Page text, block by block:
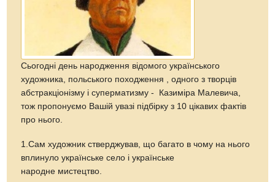
Сьогодні день народження відомого українського
художника, польського походження , одного з творців
абстракціонізму і суперматизму - Казиміра Малевича,
тож пропонуємо Вашій увазі підбірку з 10 цікавих фактів
про нього.
1.Сам художник стверджував, що багато в чому на нього
вплинуло українське село і українське
народне мистецтво.